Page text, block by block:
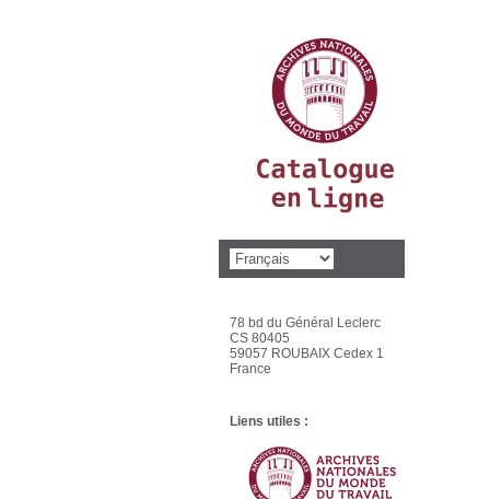
78 bd du Général Leclerc
CS 80405
59057 ROUBAIX Cedex 1
France
Liens utiles :